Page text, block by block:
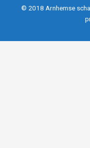
© 2018 Arnhemse